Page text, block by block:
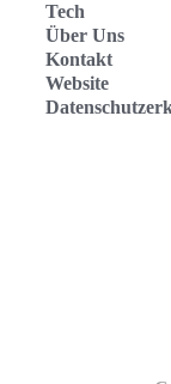
Tech
Über Uns
Kontakt
Website